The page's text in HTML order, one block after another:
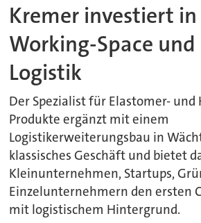
Kremer investiert in
Working-Space und
Logistik
Der Spezialist für Elastomer- und
Produkte ergänzt mit einem
Logistikerweiterungsbau in
klassisches Geschäft und bietet
Kleinunternehmen, Startups,
Einzelunternehmern den ersten
mit logistischem Hintergrund.